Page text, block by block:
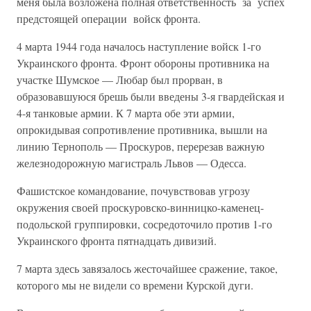
предстоящей операции войск фронта.
4 марта 1944 года началось наступление войск 1-го
Украинского фронта. Фронт обороны противника на
участке Шумское — Любар был прорван, в
образовавшуюся брешь были введены 3-я гвардейская и
4-я танковые армии. К 7 марта обе эти армии,
опрокидывая сопро­тивление противника, вышли на
линию Тернополь — Проскуров, пе­ререзав важную
железнодорожную магистраль Львов — Одесса.
Фашистское командование, почувствовав угрозу
окружения своей проскуровско-винницко-каменец-
подольской группировки, сосредото­чило против 1-го
Украинского фронта пятнадцать дивизий.
7 марта здесь завязалось жесточайшее сражение, такое,
которого мы не видели со времени Курской дуги.